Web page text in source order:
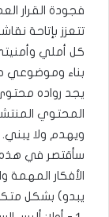
فجودة القرار
تتعزز بإتاحة
كل أملي
بناء وموضوعي
يجد رواده
المحتوي
ويهدم ولا يبني.
سأقتصر في
الأفكار المهمة
يبدو) بشكل